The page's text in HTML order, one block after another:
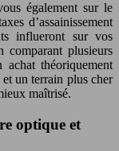
également sur le
d’assainissement
influeront sur vos
comparant plusieurs
théoriquement
et un terrain plus cher
maîtrisé.
optique et